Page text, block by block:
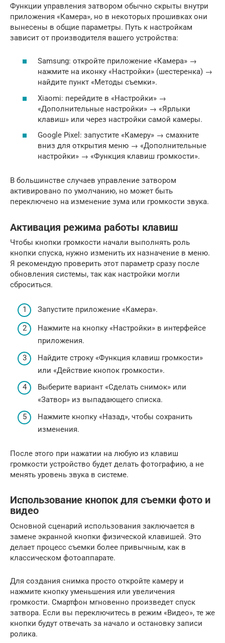
Функции управления затвором обычно скрыты внутри
приложения «Камера», но в некоторых прошивках они
вынесены в общие параметры. Путь к настройкам
зависит от производителя вашего устройства:
Samsung: откройте приложение «Камера» →
нажмите на иконку «Настройки» (шестеренка) →
найдите пункт «Методы съемки».
Xiaomi: перейдите в «Настройки» →
«Дополнительные настройки» → «Ярлыки
клавиш» или через настройки самой камеры.
Google Pixel: запустите «Камеру» → смахните
вниз для открытия меню → «Дополнительные
настройки» → «Функция клавиш громкости».
В большинстве случаев управление затвором
активировано по умолчанию, но может быть
переключено на изменение зума или громкости звука.
Активация режима работы клавиш
Чтобы кнопки громкости начали выполнять роль
кнопки спуска, нужно изменить их назначение в меню.
Я рекомендую проверить этот параметр сразу после
обновления системы, так как настройки могли
сброситься.
Запустите приложение «Камера».
Нажмите на кнопку «Настройки» в интерфейсе
приложения.
Найдите строку «Функция клавиш громкости»
или «Действие кнопок громкости».
Выберите вариант «Сделать снимок» или
«Затвор» из выпадающего списка.
Нажмите кнопку «Назад», чтобы сохранить
изменения.
После этого при нажатии на любую из клавиш
громкости устройство будет делать фотографию, а не
менять уровень звука в системе.
Использование кнопок для съемки фото и
видео
Основной сценарий использования заключается в
замене экранной кнопки физической клавишей. Это
делает процесс съемки более привычным, как в
классическом фотоаппарате.
Для создания снимка просто откройте камеру и
нажмите кнопку уменьшения или увеличения
громкости. Смартфон мгновенно произведет спуск
затвора. Если вы переключитесь в режим «Видео», те же
кнопки будут отвечать за начало и остановку записи
ролика.